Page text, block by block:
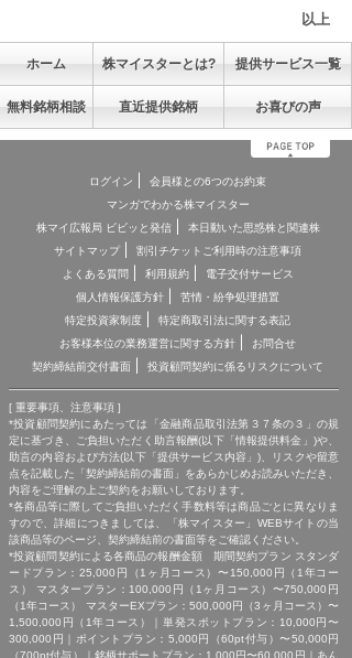
以上
ホーム 株マイスターとは? 提供サービス一覧
無料銘柄相談 直近提供銘柄 お喜びの声
ログイン
会員様との6つのお約束
マンガでわかる株マイスター
株マイ広報局 ビビッと発信
本日動いた思惑株と関連株
サイトマップ
割引チケットご利用時の注意事項
よくある質問
利用規約
電子交付サービス
個人情報保護方針
苦情・紛争処理措置
特定投資家制度
特定商取引法に関する表記
お客様本位の業務運営に関する方針
お問合せ
契約締結前交付書面
投資顧問契約に係るリスクについて
[ 重要事項、注意事項 ]
*投資顧問契約にあたっては「金融商品取引法第３７条の３」の規
定に基づき、ご負担いただく助言報酬(以下「情報提供料金」)や、
助言の内容および方法(以下「提供サービス内容」)、リスクや留意
点を記載した「契約締結前の書面」をあらかじめお読みいただき、
内容をご理解の上ご契約をお願いしております。
*各商品等に際してご負担いただく手数料等は商品ごとに異なりま
すので、詳細につきましては、「株マイスター」WEBサイトの当
該商品等のページ、契約締結前の書面等をご確認ください。
*投資顧問契約による各商品の報酬金額 期間契約プラン スタンダ
ードプラン：25,000円（1ヶ月コース）〜150,000円（1年コー
ス） マスタープラン：100,000円（1ヶ月コース）〜750,000円
（1年コース） マスターEXプラン：500,000円（3ヶ月コース）〜
1,500,000円（1年コース）｜単発スポットプラン：10,000円〜
300,000円｜ポイントプラン：5,000円（60pt付与）〜50,000円
（700pt付与）｜銘柄サポートプラン：1,000円〜60,000円｜あん